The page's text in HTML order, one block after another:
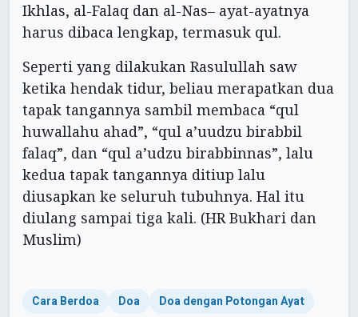
Ikhlas, al-Falaq dan al-Nas– ayat-ayatnya
harus dibaca lengkap, termasuk qul.
Seperti yang dilakukan Rasulullah saw
ketika hendak tidur, beliau merapatkan dua
tapak tangannya sambil membaca “qul
huwallahu ahad”, “qul a’uudzu birabbil
falaq”, dan “qul a’udzu birabbinnas”, lalu
kedua tapak tangannya ditiup lalu
diusapkan ke seluruh tubuhnya. Hal itu
diulang sampai tiga kali. (HR Bukhari dan
Muslim)
Cara Berdoa Doa Doa dengan Potongan Ayat